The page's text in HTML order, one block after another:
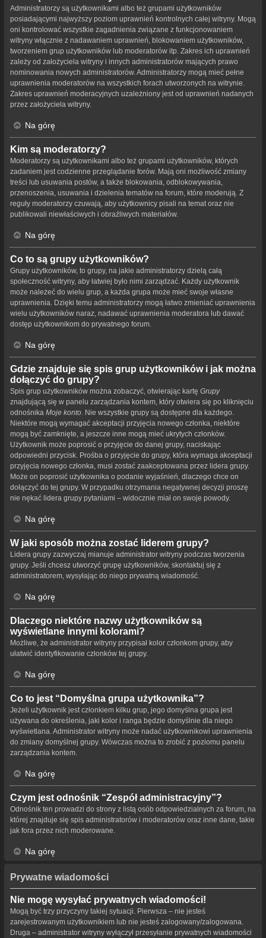
Administratorzy są użytkownikami albo też grupami użytkowników
posiadającymi najwyższy poziom uprawnień kontrolnych całej witryny. Mogą
oni kontrolować wszystkie zagadnienia związane z funkcjonowaniem
witryny włącznie z nadawaniem uprawnień, blokowaniem użytkowników,
tworzeniem grup użytkowników lub moderatorów itp. Zakres ich uprawnień
zależy od założyciela witryny i innych administratorów mających prawo
nominowania nowych administratorów. Administratorzy mogą mieć pełne
uprawnienia moderatorów na wszystkich forach utworzonych na witrynie.
Zakres uprawnień moderacyjnych uzależniony jest od uprawnień nadanych
przez założyciela witryny.
Na górę
Kim są moderatorzy?
Moderatorzy są użytkownikami albo też grupami użytkowników, których
zadaniem jest codzienne przeglądanie forów. Mają oni możliwość zmiany
treści lub usuwania postów, a także blokowania, odblokowywania,
przenoszenia, usuwania i dzielenia tematów na forum, które moderują. Z
reguły moderatorzy czuwają, aby użytkownicy pisali na temat oraz nie
publikowali niewłaściwych i obraźliwych materiałów.
Na górę
Co to są grupy użytkowników?
Grupy użytkowników, to grupy, na jakie administratorzy dzielą całą
społeczność witryny, aby łatwiej było nimi zarządzać. Każdy użytkownik
może należeć do wielu grup, a każda grupa może mieć swoje własne
uprawnienia. Dzięki temu administratorzy mogą łatwo zmieniać uprawnienia
wielu użytkowników naraz, nadawać uprawnienia moderatora lub dawać
dostęp użytkownikom do prywatnego forum.
Na górę
Gdzie znajduje się spis grup użytkowników i jak można
dołączyć do grupy?
Spis grup użytkowników można zobaczyć, otwierając kartę Grupy
znajdującą się w panelu zarządzania kontem, który otwiera się po kliknięciu
odnośnika Moje konto . Nie wszystkie grupy są dostępne dla każdego.
Niektóre mogą wymagać akceptacji przyjęcia nowego członka, niektóre
mogą być zamknięte, a jeszcze inne mogą mieć ukrytych członków.
Użytkownik może poprosić o przyjęcie do danej grupy, naciskając
odpowiedni przycisk. Prośba o przyjęcie do grupy, która wymaga akceptacji
przyjęcia nowego członka, musi zostać zaakceptowana przez lidera grupy.
Może on poprosić użytkownika o podanie wyjaśnień, dlaczego chce on
dołączyć do tej grupy. W przypadku otrzymania negatywnej decyzji proszę
nie nękać lidera grupy pytaniami – widocznie miał on swoje powody.
Na górę
W jaki sposób można zostać liderem grupy?
Lidera grupy zazwyczaj mianuje administrator witryny podczas tworzenia
grupy. Jeśli chcesz utworzyć grupę użytkowników, skontaktuj się z
administratorem, wysyłając do niego prywatną wiadomość.
Na górę
Dlaczego niektóre nazwy użytkowników są
wyświetlane innymi kolorami?
Możliwe, że administrator witryny przypisał kolor członkom grupy, aby
ułatwić identyfikowanie członków tej grupy.
Na górę
Co to jest “Domyślna grupa użytkownika”?
Jeżeli użytkownik jest członkiem kilku grup, jego domyślna grupa jest
używana do określenia, jaki kolor i ranga będzie domyślnie dla niego
wyświetlana. Administrator witryny może nadać użytkownikowi uprawnienia
do zmiany domyślnej grupy. Wówczas można to zrobić z poziomu panelu
zarządzania kontem.
Na górę
Czym jest odnośnik “Zespół administracyjny”?
Odnośnik ten prowadzi do strony z listą osób odpowiedzialnych za forum, na
której znajduje się spis administratorów i moderatorów oraz inne dane, takie
jak fora przez nich moderowane.
Na górę
Prywatne wiadomości
Nie mogę wysyłać prywatnych wiadomości!
Mogą być trzy przyczyny takiej sytuacji. Pierwsza – nie jesteś
zarejestrowanym użytkownikiem lub nie jesteś zalogowany/zalogowana.
Druga – administrator witryny wyłączył przesyłanie prywatnych wiadomości